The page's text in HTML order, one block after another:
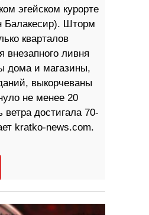
эгейском курорте
Балакесир). Шторм
кварталов
внезапного ливня
дома и магазины,
выкорчеваны
не менее 20
ветра достигала 70-
kratko-news.com.